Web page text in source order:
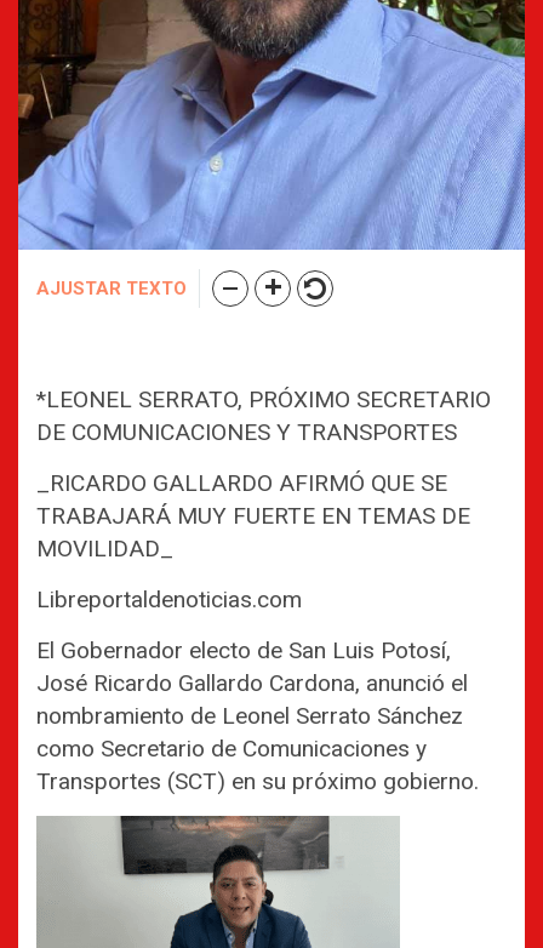
AJUSTAR TEXTO
*LEONEL SERRATO, PRÓXIMO SECRETARIO
DE COMUNICACIONES Y TRANSPORTES
_RICARDO GALLARDO AFIRMÓ QUE SE
TRABAJARÁ MUY FUERTE EN TEMAS DE
MOVILIDAD_
Libreportaldenoticias.com
El Gobernador electo de San Luis Potosí,
José Ricardo Gallardo Cardona, anunció el
nombramiento de Leonel Serrato Sánchez
como Secretario de Comunicaciones y
Transportes (SCT) en su próximo gobierno.